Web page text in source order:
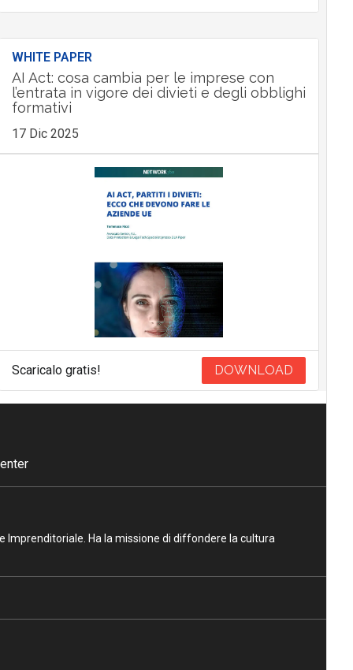
WHITE PAPER
AI Act: cosa cambia per le imprese con
l’entrata in vigore dei divieti e degli obblighi
formativi
17 Dic 2025
Scaricalo gratis! DOWNLOAD
Imprenditoriale. Ha la missione di diffondere la cultura